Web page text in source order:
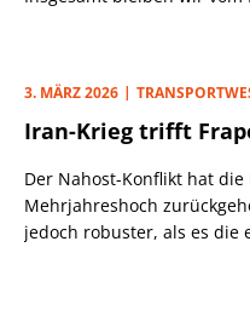
3. MÄRZ 2026
Iran-Krieg trifft
Der Nahost-Konflikt hat die
Mehrjahreshoch
jedoch robuster, als es die